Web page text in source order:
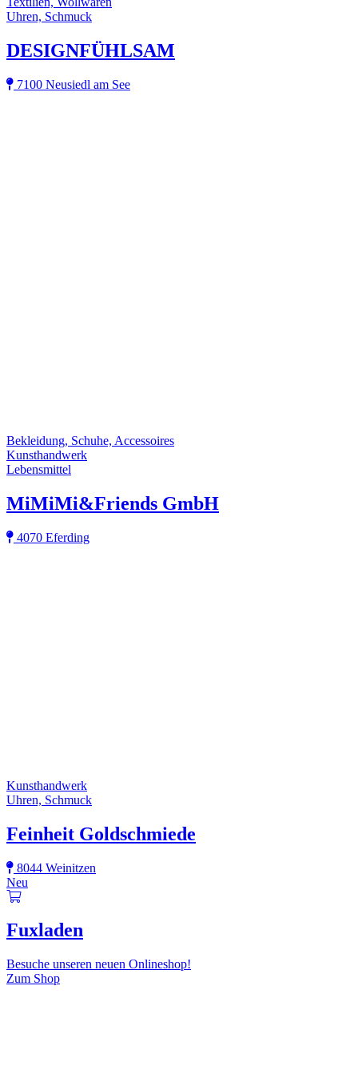
Uhren, Schmuck
DESIGNFÜHLSAM
7100 Neusiedl am See
Bekleidung, Schuhe, Accessoires
Kunsthandwerk
Lebensmittel
MiMiMi&Friends GmbH
4070 Eferding
Kunsthandwerk
Uhren, Schmuck
Feinheit Goldschmiede
8044 Weinitzen
Neu
Fuxladen
Besuche unseren neuen Onlineshop!
Zum Shop